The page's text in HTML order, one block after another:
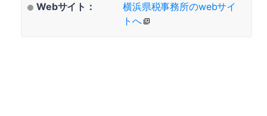
Webサイト：
横浜県税事務所のwebサイ
トへ